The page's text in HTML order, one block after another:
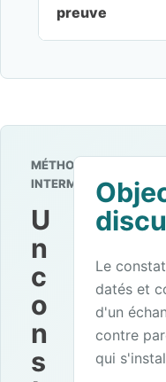
preuve
MÉTHODE
INTERMEDIANCE
U
n
c
o
n
s
Le
datés et
d'un
contre
qui